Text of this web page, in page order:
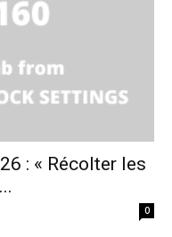
: « Récolter les
0